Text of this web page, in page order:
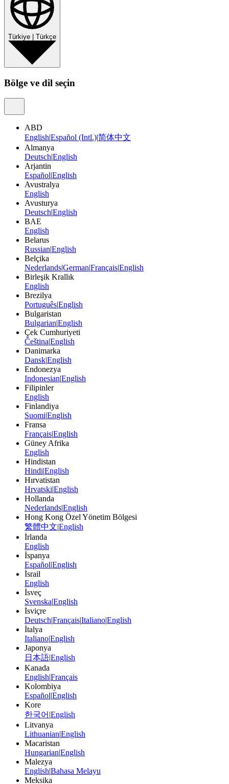
Türkiye Türkçe
Bölge ve dil seçin
ABD
English|Español (Intl.)|简体中文
Almanya
Deutsch|English
Arjantin
Español|English
Avustralya
English
Avusturya
Deutsch|English
BAE
English
Belarus
Russian|English
Belçika
Nederlands|German|Français|English
Birleşik Krallık
English
Brezilya
Português|English
Bulgaristan
Bulgarian|English
Çek Cumhuriyeti
Čeština|English
Danimarka
Dansk|English
Endonezya
Indonesian|English
Filipinler
English
Finlandiya
Suomi|English
Fransa
Français|English
Güney Afrika
English
Hindistan
Hindi|English
Hırvatistan
Hrvatski|English
Hollanda
Nederlands|English
Hong Kong Özel Yönetim Bölgesi
繁體中文|English
İrlanda
English
İspanya
Español|English
İsrail
English
İsveç
Svenska|English
İsviçre
Deutsch|Français|Italiano|English
İtalya
Italiano|English
Japonya
日本語|English
Kanada
English|Français
Kolombiya
Español|English
Kore
한국어 |English
Litvanya
Lithuanian|English
Macaristan
Hungarian|English
Malezya
English|Bahasa Melayu
Meksika